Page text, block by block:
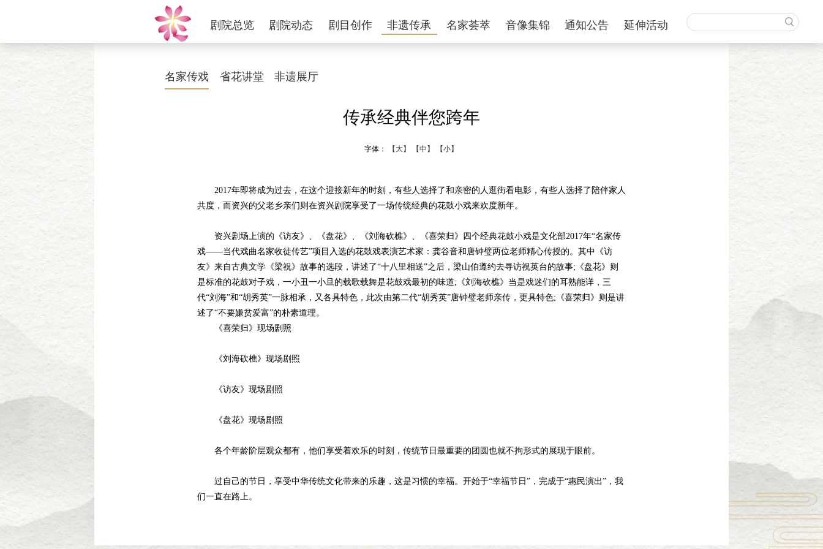
剧院总览 剧院动态 剧目创作 非遗传承 名家荟萃 音像集锦 通知公告 延伸活动
名家传戏 省花讲堂 非遗展厅
传承经典伴您跨年
字体： 【大】 【中】 【小】
2017年即将成为过去，在这个迎接新年的时刻，有些人选择了和亲密的人逛街看电影，有些人选择了陪伴家人
共度，而资兴的父老乡亲们则在资兴剧院享受了一场传统经典的花鼓小戏来欢度新年。
资兴剧场上演的《访友》、《盘花》、《刘海砍樵》、《喜荣归》四个经典花鼓小戏是文化部2017年“名家传
戏——当代戏曲名家收徒传艺”项目入选的花鼓戏表演艺术家：龚谷音和唐钟璧两位老师精心传授的。其中《访
友》来自古典文学《梁祝》故事的选段，讲述了“十八里相送”之后，梁山伯遵约去寻访祝英台的故事;《盘花》则
是标准的花鼓对子戏，一小丑一小旦的载歌载舞是花鼓戏最初的味道;《刘海砍樵》当是戏迷们的耳熟能详，三
代“刘海”和“胡秀英”一脉相承，又各具特色，此次由第二代“胡秀英”唐钟璧老师亲传，更具特色;《喜荣归》则是讲
述了“不要嫌贫爱富”的朴素道理。
《喜荣归》现场剧照
《刘海砍樵》现场剧照
《访友》现场剧照
《盘花》现场剧照
各个年龄阶层观众都有，他们享受着欢乐的时刻，传统节日最重要的团圆也就不拘形式的展现于眼前。
过自己的节日，享受中华传统文化带来的乐趣，这是习惯的幸福。开始于“幸福节日”，完成于“惠民演出”，我
们一直在路上。